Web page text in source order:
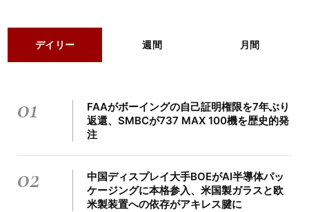
デイリー 週間 月間
01
FAAがボーイングの自己証明権限を7年ぶり
返還、SMBCが737 MAX 100機を歴史的発
注
02
中国ディスプレイ大手BOEがAI半導体パッ
ケージングに本格参入、米国製ガラスと欧
米製装置への依存がアキレス腱に